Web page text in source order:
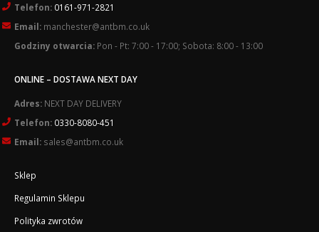
Telefon: 0161-971-2821
Email: manchester@antbm.co.uk
Godziny otwarcia: Pon - Pt: 7:00 - 17:00; Sobota: 8:00 - 13:00
ONLINE – DOSTAWA NEXT DAY
Adres: NEXT DAY DELIVERY
Telefon: 0330-8080-451
Email: sales@antbm.co.uk
Sklep
Regulamin Sklepu
Polityka zwrotów